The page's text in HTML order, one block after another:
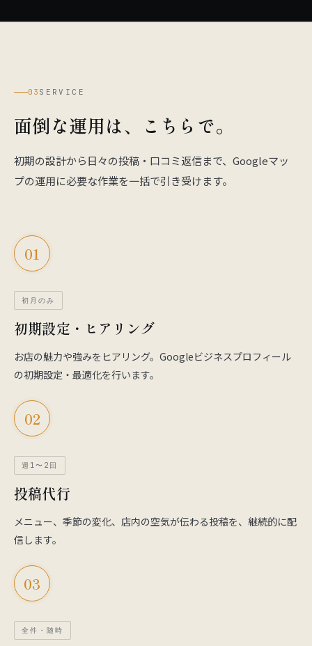
03 SERVICE
面倒な運用は、こちらで。
初期の設計から日々の投稿・口コミ返信まで、Googleマッ
プの運用に必要な作業を一括で引き受けます。
01
初月のみ
初期設定・ヒアリング
お店の魅力や強みをヒアリング。Googleビジネスプロフィール
の初期設定・最適化を行います。
02
週1〜2回
投稿代行
メニュー、季節の変化、店内の空気が伝わる投稿を、継続的に配
信します。
03
全件・随時